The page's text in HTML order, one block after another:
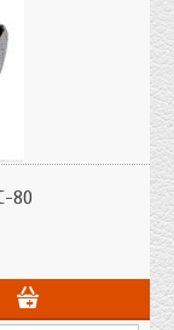
80